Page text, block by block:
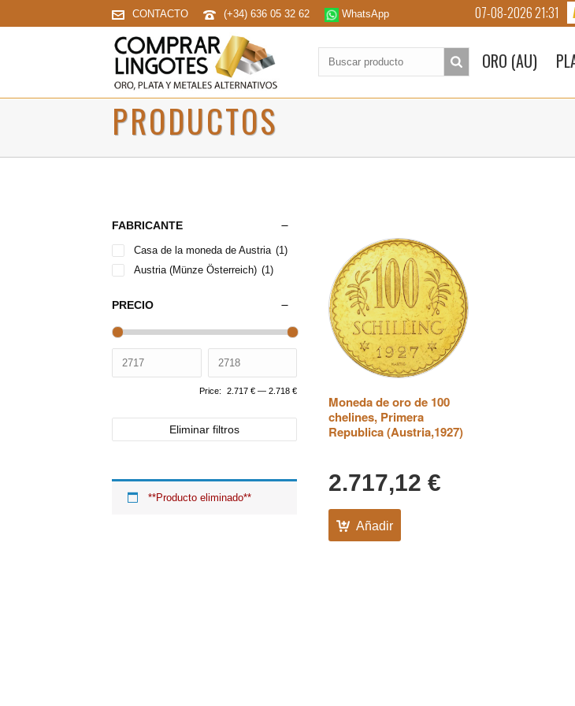
CONTACTO (+34) 636 05 32 62 WhatsApp 07-08-2026 21:31
Buscar
producto: ORO (AU)
PRODUCTOS
Moneda de oro de 100
chelines, Primera
Republica (Austria,1927)
2.717,12 €
Añadir
FABRICANTE
Casa de la moneda de Austria (1)
Austria (Münze Österreich) (1)
PRECIO
Price: 2.717 € — 2.718 €
Eliminar filtros
**Producto eliminado**